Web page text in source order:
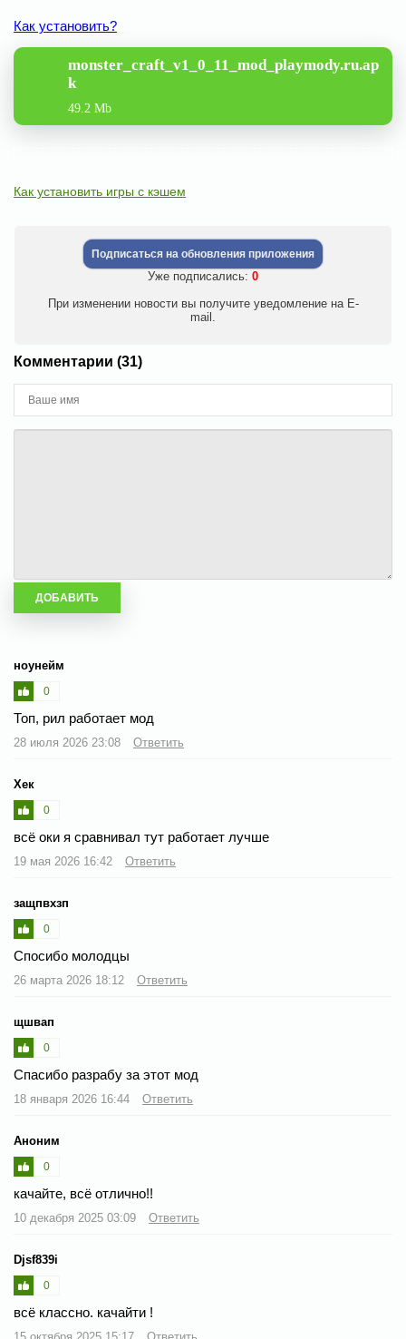
Как установить?
monster_craft_v1_0_11_mod_playmody.ru.ap
k
49.2 Mb
Как установить игры с кэшем
Подписаться на обновления приложения
Уже подписались: 0
При изменении новости вы получите уведомление на E-
mail.
Комментарии (31)
ноунейм
0
Топ, рил работает мод
28 июля 2026 23:08 Ответить
Хек
0
всё оки я сравнивал тут работает лучше
19 мая 2026 16:42 Ответить
защпвхзп
0
Спосибо молодцы
26 марта 2026 18:12 Ответить
щшвап
0
Спасибо разрабу за этот мод
18 января 2026 16:44 Ответить
Аноним
0
качайте, всё отлично!!
10 декабря 2025 03:09 Ответить
Djsf839i
0
всё классно. качайти !